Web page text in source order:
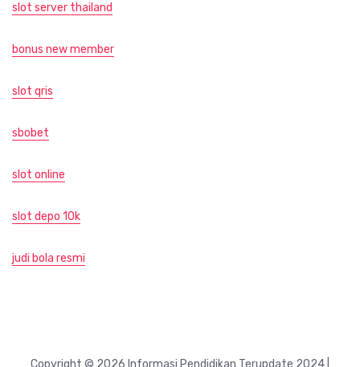
slot server thailand
bonus new member
slot qris
sbobet
slot online
slot depo 10k
judi bola resmi